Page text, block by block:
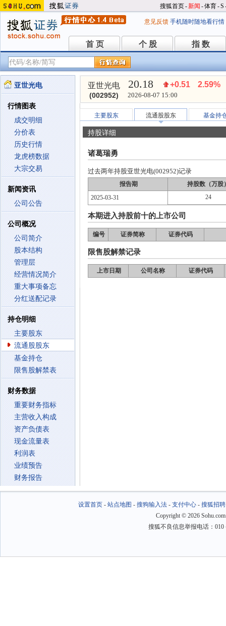
搜狐首页-新闻 -体育-S
意见反馈 手机随时随地看行情
首 页
首 页 个 股
个 股 指 数
指 数
亚世光电
行情图表
成交明细
分价表
历史行情
龙虎榜数据
大宗交易
新闻资讯
公司公告
公司概况
公司简介
股本结构
管理层
经营情况简介
重大事项备忘
分红送配记录
持仓明细
主要股东
流通股股东
基金持仓
限售股解禁表
财务数据
重要财务指标
主营收入构成
资产负债表
现金流量表
利润表
业绩预告
财务报告
亚世光电
(002952)
20.18 +0.51 2.59%
2026-08-07 15:00
主要股东 流通股股东 基金持
持股详细
诸葛瑞勇
过去两年持股亚世光电(002952)记录
报告期
持股数（万股
2025-03-31
24
本期进入持股前十的上市公司
编号 证券简称 证券代码
限售股解禁记录
上市日期 公司名称 证券代码
设置首页- 站点地图 - 搜狗输入法- 支付中心- 搜狐招聘
Copyright © 2026
搜狐不良信息举报电话：010